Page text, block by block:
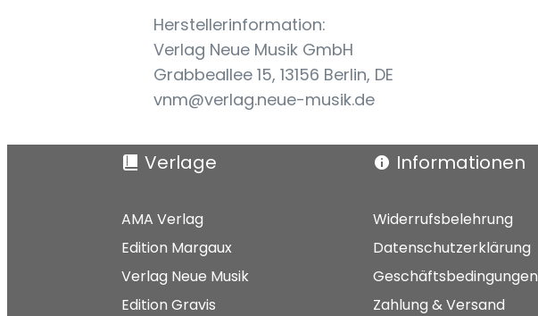
Herstellerinformation:
Verlag Neue Musik GmbH
Grabbeallee 15, 13156 Berlin, DE
vnm@verlag.neue-musik.de
Verlage
AMA Verlag
Edition Margaux
Verlag Neue Musik
Edition Gravis
Informationen
Widerrufsbelehrung
Datenschutzerklärung
Geschäftsbedingungen
Zahlung & Versand